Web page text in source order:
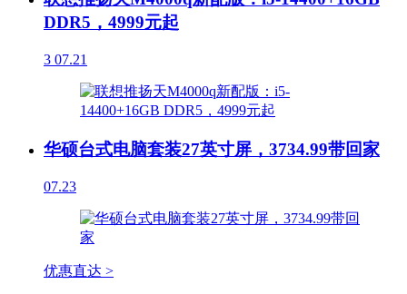
DDR5，4999元起
3 07.21
华硕台式电脑套装27英寸屏，3734.99带回家
07.23
优惠直达 >